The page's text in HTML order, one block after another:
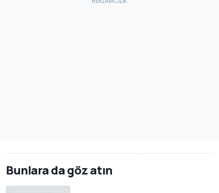
Bunlara da göz atın